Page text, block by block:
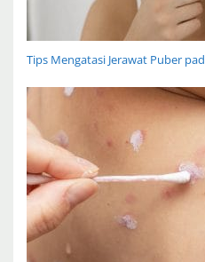
Tips Mengatasi Jerawat Puber